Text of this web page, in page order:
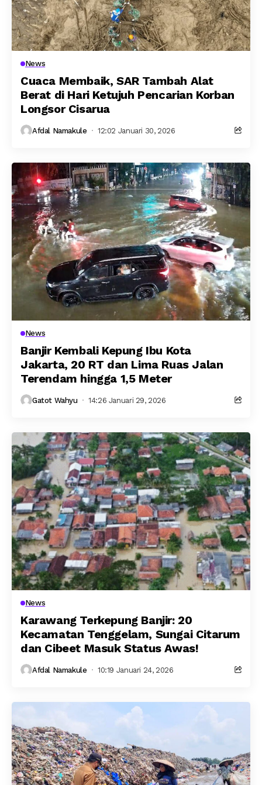
News
Cuaca Membaik, SAR Tambah Alat
Berat di Hari Ketujuh Pencarian Korban
Longsor Cisarua
Afdal Namakule 12:02 Januari 30, 2026
News
Banjir Kembali Kepung Ibu Kota
Jakarta, 20 RT dan Lima Ruas Jalan
Terendam hingga 1,5 Meter
Gatot Wahyu 14:26 Januari 29, 2026
News
Karawang Terkepung Banjir: 20
Kecamatan Tenggelam, Sungai Citarum
dan Cibeet Masuk Status Awas!
Afdal Namakule 10:19 Januari 24, 2026